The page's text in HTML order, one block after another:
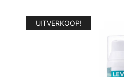
UITVERKOOP!